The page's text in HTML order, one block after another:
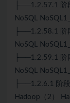
├──1.2.57.1 阶
NoSQL
├──1.2.58.1 阶
NoSQL
├──1.2.59.1 阶
NoSQL
├──1.2.6.1 阶
Hadoop（2）